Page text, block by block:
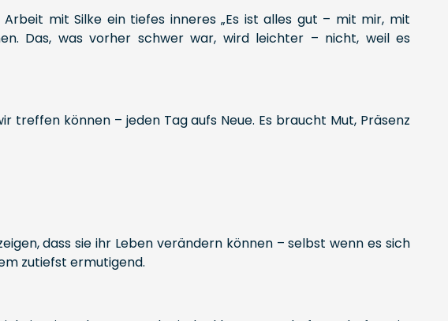
mit Silke ein tiefes inneres „Es ist alles gut – mit mir, mit
Das, was vorher schwer war, wird leichter – nicht, weil es
treffen können – jeden Tag aufs Neue. Es braucht Mut, Präsenz
dass sie ihr Leben verändern können – selbst wenn es sich
zutiefst ermutigend.